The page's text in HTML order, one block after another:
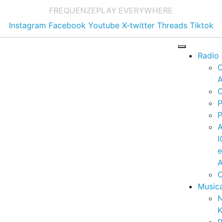
FREQUENZEPLAY EVERYWHERE
Instagram Facebook Youtube X-twitter Threads Tiktok
Radio
e